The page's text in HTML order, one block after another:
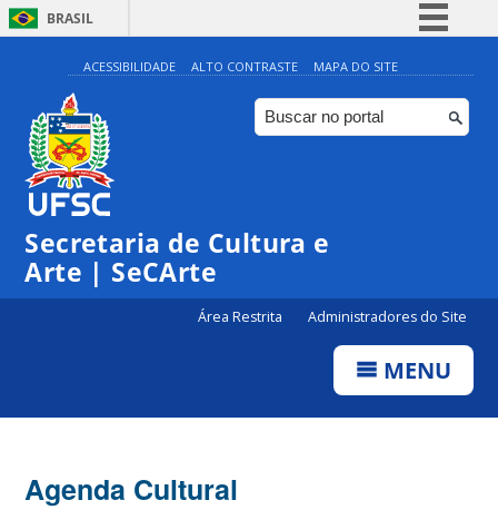
BRASIL
Simplifique!
Comunica BR
Participe
ACESSIBILIDADE ALTO CONTRASTE MAPA DO SITE
Secretaria de Cultura e
Arte | SeCArte
Área Restrita Administradores do Site
MENU
Agenda Cultural